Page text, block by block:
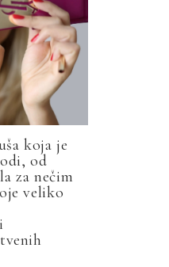
koja je
od
za nečim
veliko